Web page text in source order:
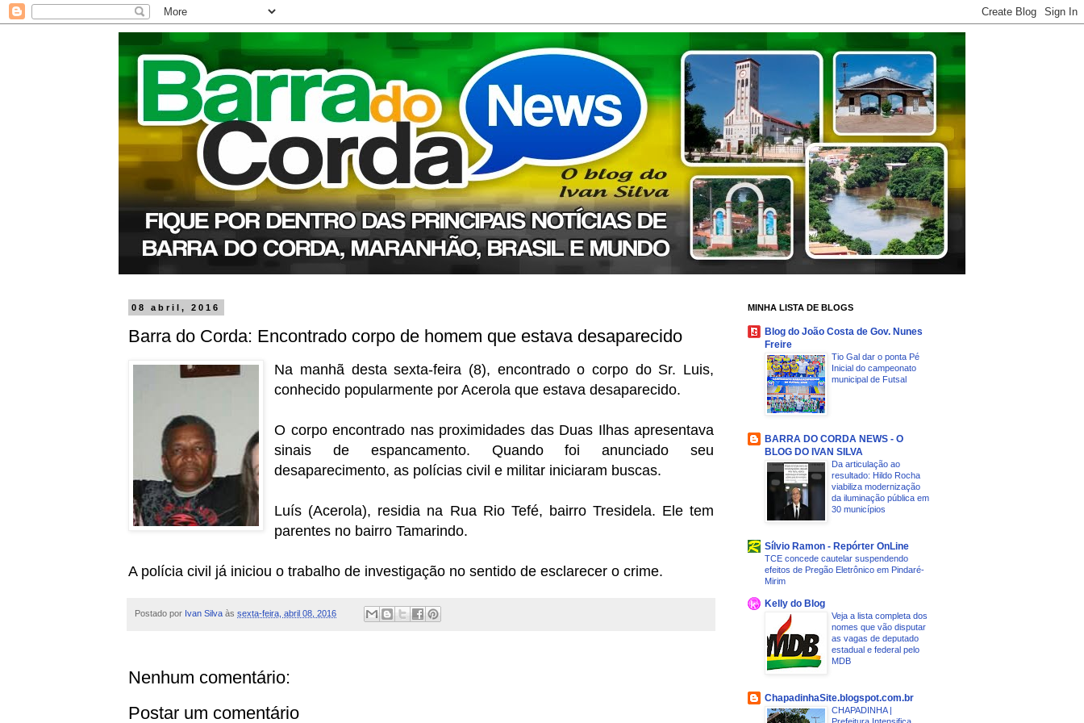
08 abril, 2016
Barra do Corda: Encontrado corpo de homem que estava desaparecido
Na manhã desta sexta-feira (8), encontrado o corpo do Sr. Luis,
conhecido popularmente por Acerola que estava desaparecido.
O corpo encontrado nas proximidades das Duas Ilhas apresentava
sinais de espancamento. Quando foi anunciado seu
desaparecimento, as polícias civil e militar iniciaram buscas.
Luís (Acerola), residia na Rua Rio Tefé, bairro Tresidela. Ele tem
parentes no bairro Tamarindo.
A polícia civil já iniciou o trabalho de investigação no sentido de esclarecer o crime.
Postado por Ivan Silva às sexta-feira, abril 08, 2016
Nenhum comentário:
Postar um comentário
MINHA LISTA DE BLOGS
Blog do João Costa de Gov. Nunes
Freire
Tio Gal dar o ponta Pé
Inicial do campeonato
municipal de Futsal
BARRA DO CORDA NEWS - O
BLOG DO IVAN SILVA
Da articulação ao
resultado: Hildo Rocha
viabiliza modernização
da iluminação pública em
30 municípios
Sílvio Ramon - Repórter OnLine
TCE concede cautelar suspendendo
efeitos de Pregão Eletrônico em Pindaré-
Mirim
Kelly do Blog
Veja a lista completa dos
nomes que vão disputar
as vagas de deputado
estadual e federal pelo
MDB
ChapadinhaSite.blogspot.com.br
CHAPADINHA |